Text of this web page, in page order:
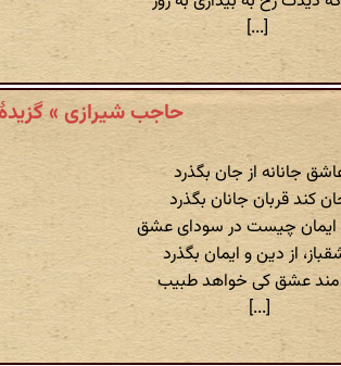
[...]
حاجب شیرازی » گزیدهٔ
جانانه از جان بگذرد
کند قربان جانان بگذرد
ایمان چیست در سودای عشق
از دین و ایمان بگذرد
عشق کی خواهد طبیب
[...]